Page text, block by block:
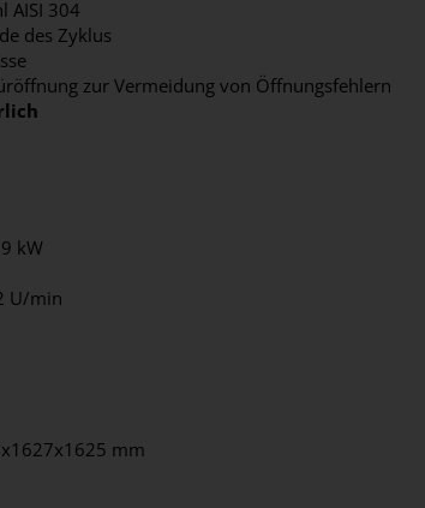
AISI 304
des Zyklus
zur Vermeidung von Öffnungsfehlern
kW
U/min
mm